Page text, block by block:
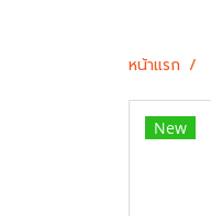
หน้าแรก
New